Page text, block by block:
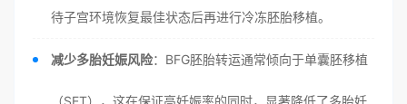
待子宫环境恢复最佳状态后再进行冷冻胚胎移植。
减少多胎妊娠风险：BFG胚胎转运通常倾向于单囊胚移植
（SET），这在保证高妊娠率的同时，显著降低了多胎妊